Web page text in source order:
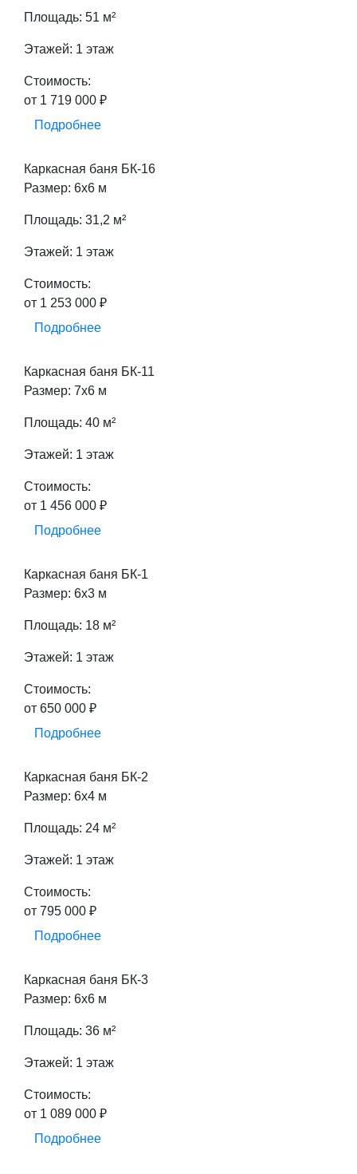
Площадь: 51 м²
Этажей: 1 этаж
Стоимость:
от 1 719 000 ₽
Подробнее
Каркасная баня БК-16
Размер: 6х6 м
Площадь: 31,2 м²
Этажей: 1 этаж
Стоимость:
от 1 253 000 ₽
Подробнее
Каркасная баня БК-11
Размер: 7х6 м
Площадь: 40 м²
Этажей: 1 этаж
Стоимость:
от 1 456 000 ₽
Подробнее
Каркасная баня БК-1
Размер: 6х3 м
Площадь: 18 м²
Этажей: 1 этаж
Стоимость:
от 650 000 ₽
Подробнее
Каркасная баня БК-2
Размер: 6х4 м
Площадь: 24 м²
Этажей: 1 этаж
Стоимость:
от 795 000 ₽
Подробнее
Каркасная баня БК-3
Размер: 6х6 м
Площадь: 36 м²
Этажей: 1 этаж
Стоимость:
от 1 089 000 ₽
Подробнее